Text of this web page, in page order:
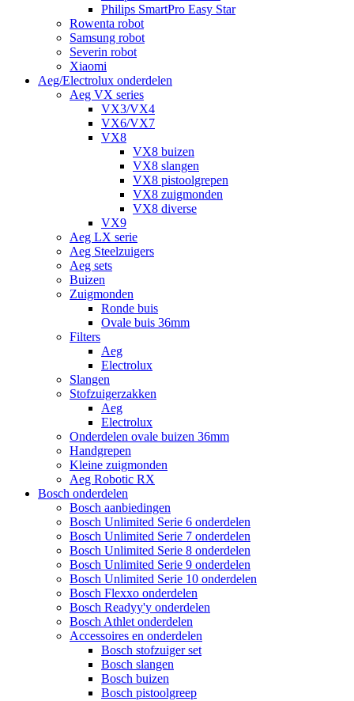
Philips SmartPro Easy Star
Rowenta robot
Samsung robot
Severin robot
Xiaomi
Aeg/Electrolux onderdelen
Aeg VX series
VX3/VX4
VX6/VX7
VX8
VX8 buizen
VX8 slangen
VX8 pistoolgrepen
VX8 zuigmonden
VX8 diverse
VX9
Aeg LX serie
Aeg Steelzuigers
Aeg sets
Buizen
Zuigmonden
Ronde buis
Ovale buis 36mm
Filters
Aeg
Electrolux
Slangen
Stofzuigerzakken
Aeg
Electrolux
Onderdelen ovale buizen 36mm
Handgrepen
Kleine zuigmonden
Aeg Robotic RX
Bosch onderdelen
Bosch aanbiedingen
Bosch Unlimited Serie 6 onderdelen
Bosch Unlimited Serie 7 onderdelen
Bosch Unlimited Serie 8 onderdelen
Bosch Unlimited Serie 9 onderdelen
Bosch Unlimited Serie 10 onderdelen
Bosch Flexxo onderdelen
Bosch Readyy'y onderdelen
Bosch Athlet onderdelen
Accessoires en onderdelen
Bosch stofzuiger set
Bosch slangen
Bosch buizen
Bosch pistoolgreep